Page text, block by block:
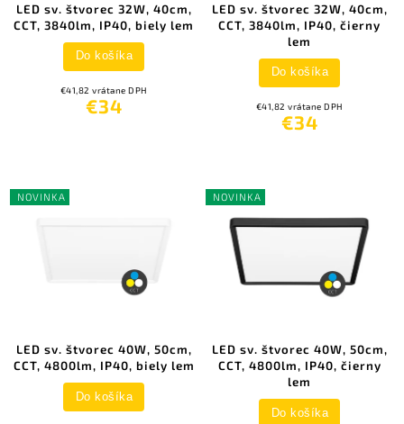
LED sv. štvorec 32W, 40cm,
CCT, 3840lm, IP40, biely lem
€41,82 vrátane DPH
€34
Do košíka
LED sv. štvorec 32W, 40cm,
CCT, 3840lm, IP40, čierny
lem
€41,82 vrátane DPH
€34
Do košíka
NOVINKA
LED sv. štvorec 40W, 50cm,
CCT, 4800lm, IP40, biely lem
Do košíka
NOVINKA
LED sv. štvorec 40W, 50cm,
CCT, 4800lm, IP40, čierny
lem
Do košíka